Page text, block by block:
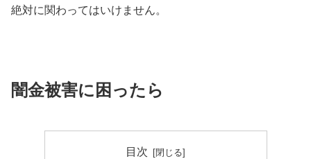
絶対に関わってはいけません。
闇金被害に困ったら
目次